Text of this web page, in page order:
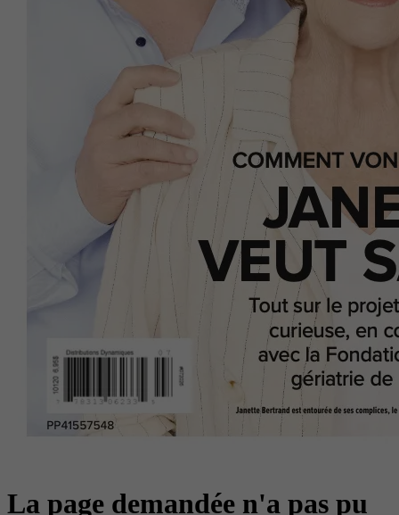
La page demandée n'a pas pu